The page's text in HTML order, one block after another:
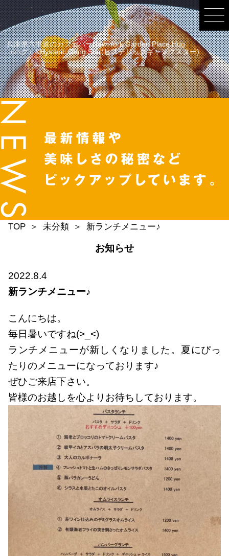
兵庫県六甲道のカフェバーNew York Garden Place Hug
（ハグ）&Hysteric Gang Star(ヒステリックギャングスター)
TOP 未分類 新ランチメニュー♪
お知らせ
2022.8.4
新ランチメニュー♪
こんにちは。
毎日暑いですね(>_<)
ランチメニューが新しくなりました。夏にぴっ
たりのメニューになっております♪
ぜひご来店下さい。
皆様のお越しを心よりお待ちしております。